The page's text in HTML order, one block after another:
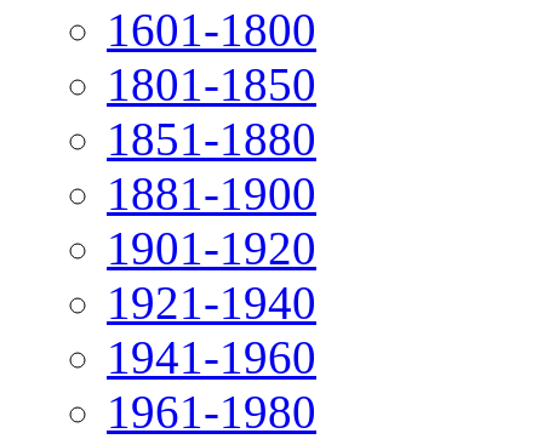
1601-1800
1801-1850
1851-1880
1881-1900
1901-1920
1921-1940
1941-1960
1961-1980